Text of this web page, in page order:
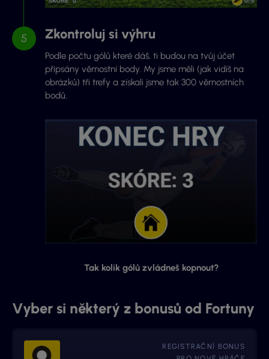
Zkontroluj si výhru
Podle počtu gólů které dáš, ti budou na tvůj účet
připsány věrnostní body. My jsme měli (jak vidíš na
obrázků) tři trefy a získali jsme tak 300 věrnostních
bodů.
Tak kolik gólů zvládneš kopnout?
Vyber si některý z bonusů od Fortuny
REGISTRAČNÍ BONUS